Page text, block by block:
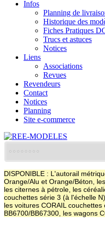
Infos
Planning de
Historique des
Fiches Pratiques
Trucs et astuces
Notices
Liens
Associations
Revues
Revendeurs
Contact
Notices
Planning
Site e-commerce
DISPONIBLE : L'autorail
Orange/Alu et Orange/Béton,
les citernes à pétrole, les
couchettes série 3 (à l'échelle
les voitures CORAIL couchettes
BB6700/BB67300, les wagons